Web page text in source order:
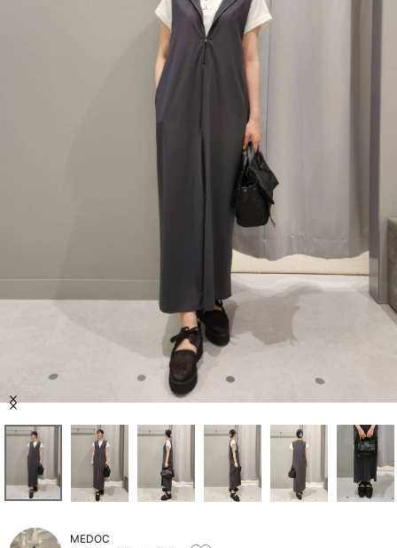
店舗検索
サイズガイド
ご利用ガイド/ヘルプ
Item
MEDOC